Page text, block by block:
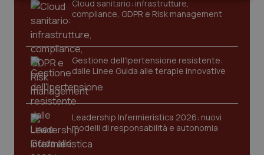
Sangue & coagulazione
Tiroide
Tumore al seno
Tumore ovarico
Tumori del Polmone & Testa Collo
Cloud sanitario: infrastrutture,
compliance, GDPR e Risk management
Gestione dell'Ipertensione resistente:
dalle Linee Guida alle terapie innovative
Leadership Infermieristica 2026: nuovi
modelli di responsabilità e autonomia
Necessari
I cookie necessari contribuiscono a rendere fruibile il
sito web abilitandone funzionalità di base quali la
navigazione sulle pagine e l'accesso alle aree
protette del sito. Il sito web non è in grado di
funzionare correttamente senza questi cookie.